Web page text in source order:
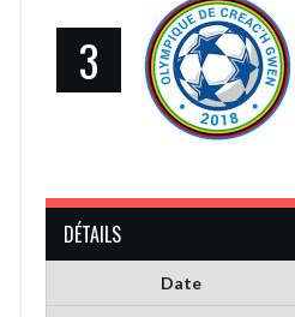
3
DÉTAILS
Date